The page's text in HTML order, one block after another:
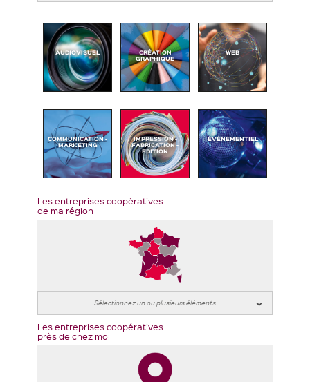
AUDIOVISUEL CRÉATION
GRAPHIQUE
WEB
COMMUNICATION -
MARKETING
IMPRESSION -
FABRICATION -
EDITION
ÉVÉNEMENTIEL
Les entreprises coopératives
de ma région
Les entreprises coopératives
près de chez moi